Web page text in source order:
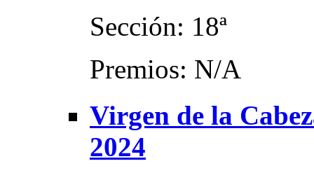
Sección: 18ª
Premios: N/A
Virgen de la
2024